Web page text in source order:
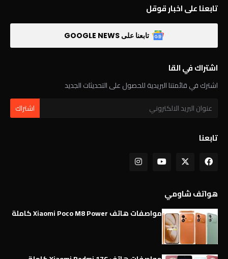
تابعنا على اخبار قوقل
تابعنا على GOOGLE NEWS
اشتراك في القا
اشترك في قائمتنا البريدية للحصول على التحديثات الجديد
تابعنا
هواتف شاومي
مواصفات هاتف Xiaomi Poco M8 Power كاملة